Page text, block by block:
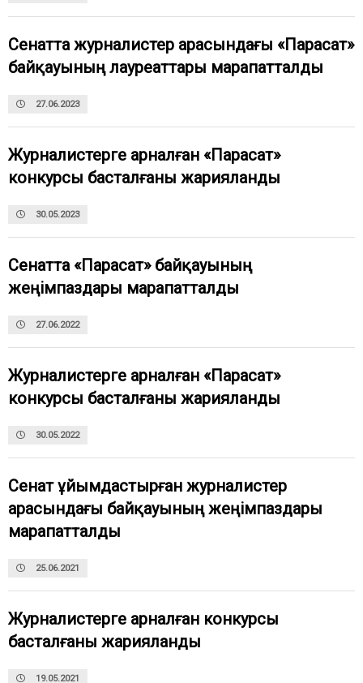
Сенатта журналистер арасындағы «Парасат»
байқауының лауреаттары марапатталды
27.06.2023
Журналистерге арналған «Парасат»
конкурсы басталғаны жарияланды
30.05.2023
Сенатта «Парасат» байқауының
жеңімпаздары марапатталды
27.06.2022
Журналистерге арналған «Парасат»
конкурсы басталғаны жарияланды
30.05.2022
Сенат ұйымдастырған журналистер
арасындағы байқауының жеңімпаздары
марапатталды
25.06.2021
Журналистерге арналған конкурсы
басталғаны жарияланды
19.05.2021